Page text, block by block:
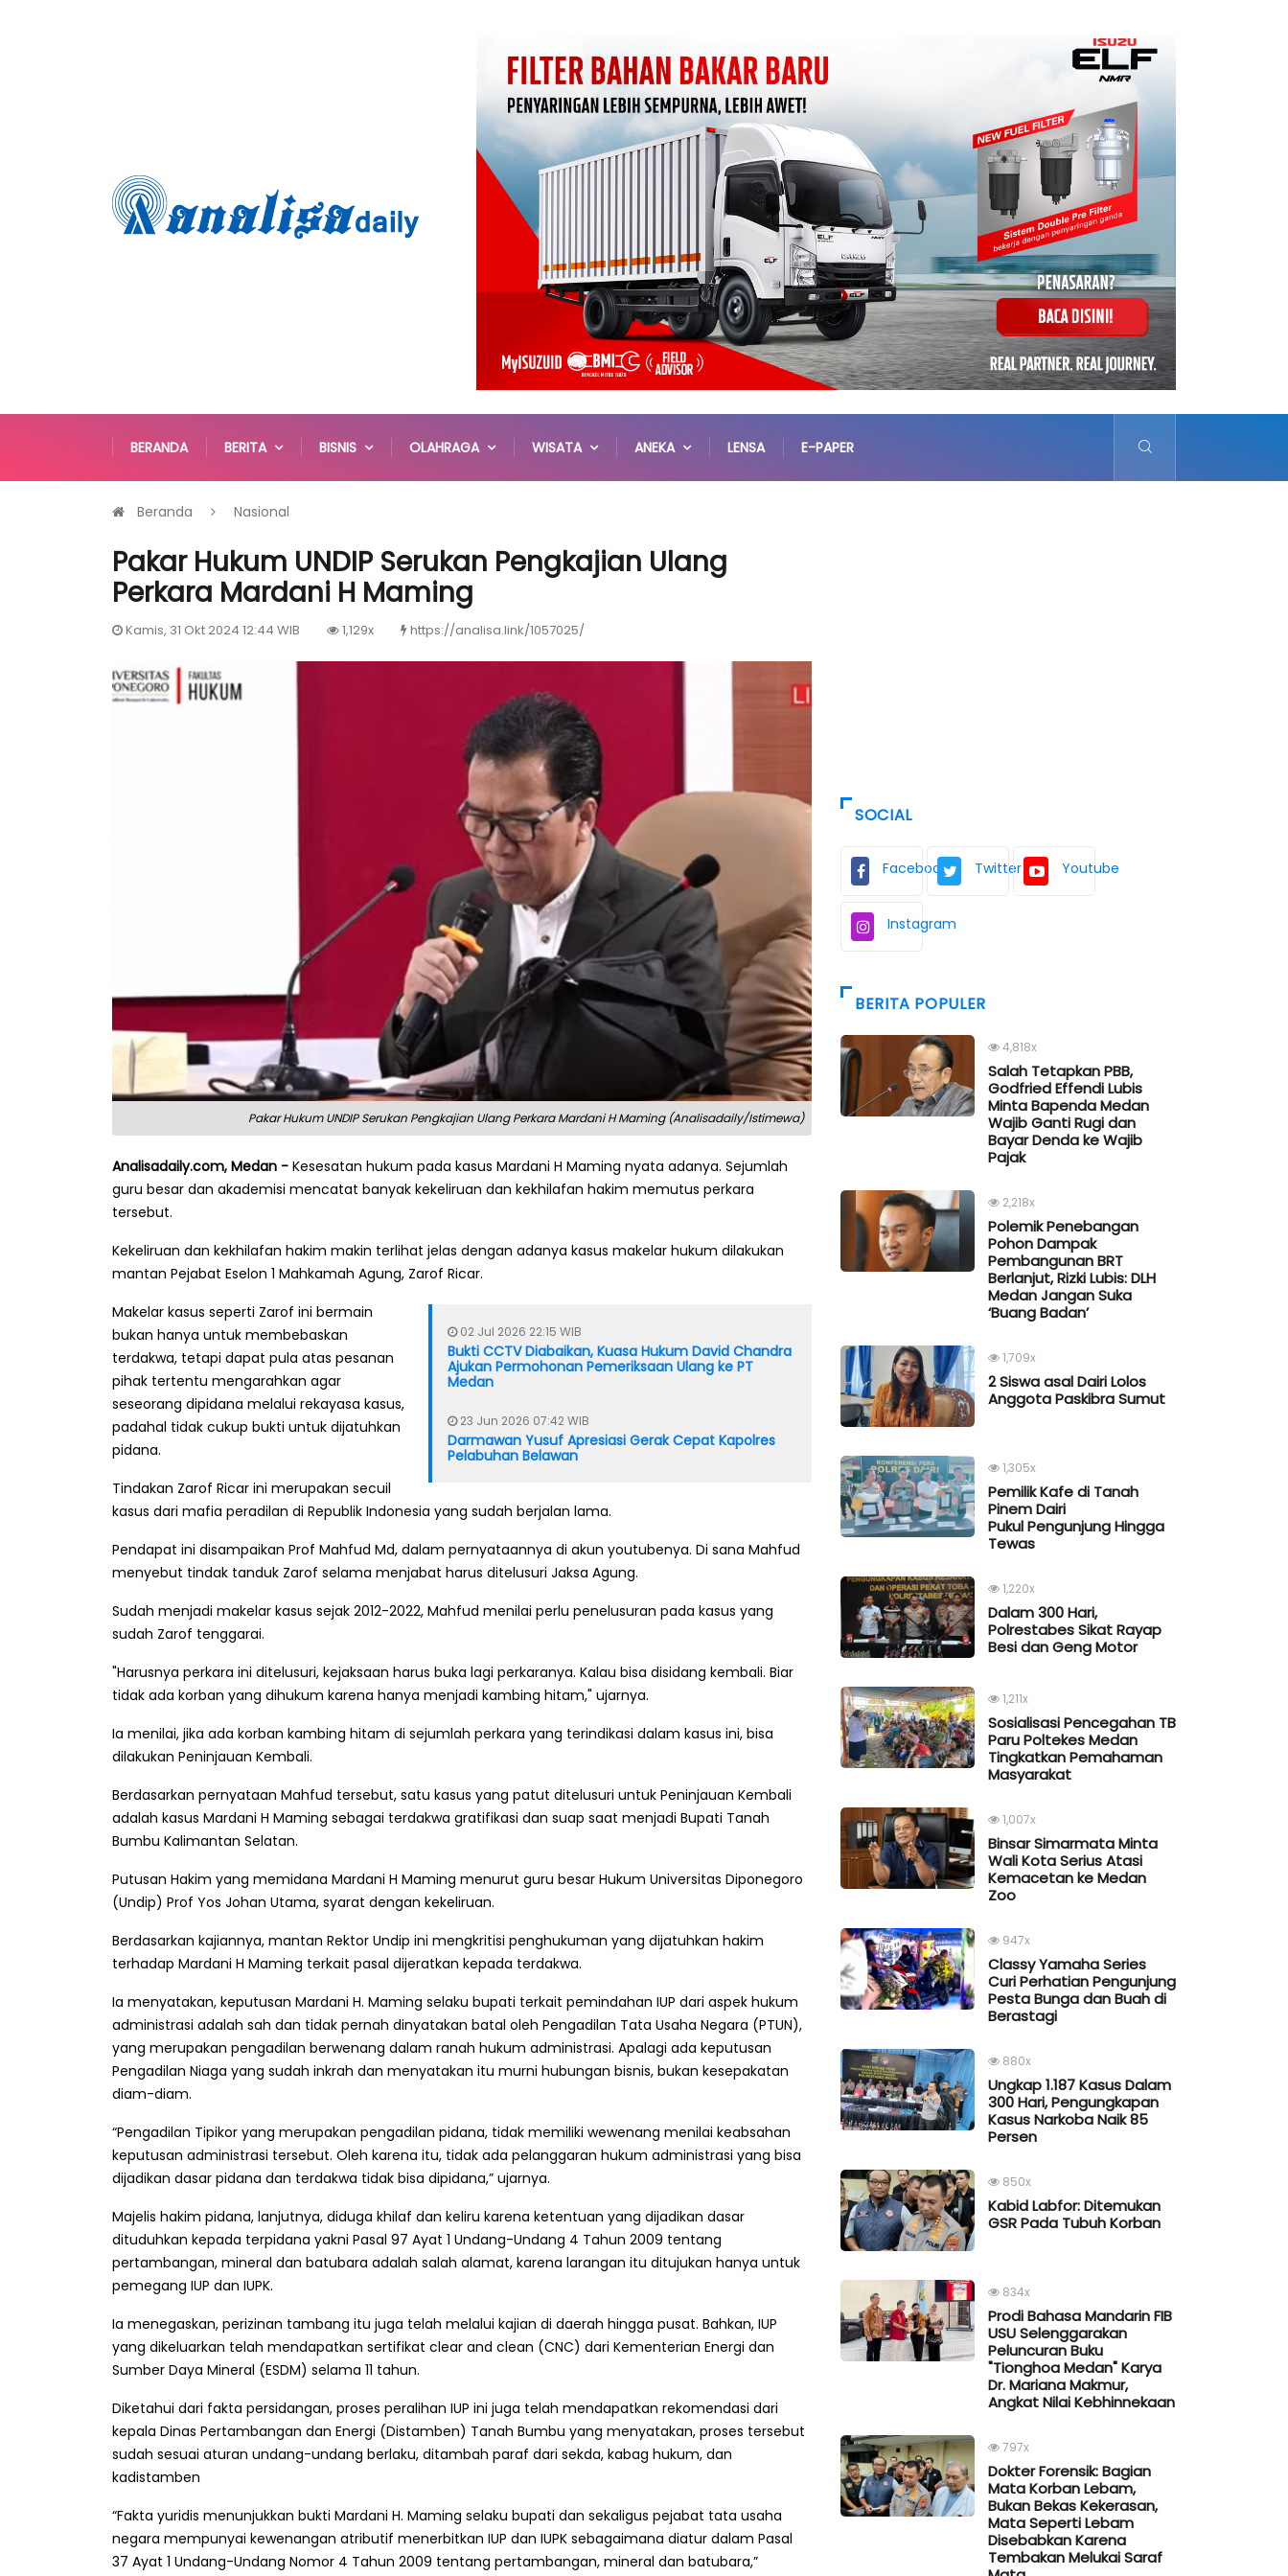
BERANDA BERITA BISNIS OLAHRAGA WISATA ANEKA LENSA E-PAPER
Beranda Nasional
Pakar Hukum UNDIP Serukan Pengkajian Ulang
Perkara Mardani H Maming
Kamis, 31 Okt 2024 12:44 WIB 1,129x https://analisa.link/1057025/
Pakar Hukum UNDIP Serukan Pengkajian Ulang Perkara Mardani H Maming (Analisadaily/Istimewa)
Analisadaily.com, Medan - Kesesatan hukum pada kasus Mardani H Maming nyata adanya. Sejumlah
guru besar dan akademisi mencatat banyak kekeliruan dan kekhilafan hakim memutus perkara
tersebut.
Kekeliruan dan kekhilafan hakim makin terlihat jelas dengan adanya kasus makelar hukum dilakukan
mantan Pejabat Eselon 1 Mahkamah Agung, Zarof Ricar.
02 Jul 2026 22:15 WIB
Bukti CCTV Diabaikan, Kuasa Hukum David Chandra
Ajukan Permohonan Pemeriksaan Ulang ke PT
Medan
23 Jun 2026 07:42 WIB
Darmawan Yusuf Apresiasi Gerak Cepat Kapolres
Pelabuhan Belawan
Makelar kasus seperti Zarof ini bermain
bukan hanya untuk membebaskan
terdakwa, tetapi dapat pula atas pesanan
pihak tertentu mengarahkan agar
seseorang dipidana melalui rekayasa kasus,
padahal tidak cukup bukti untuk dijatuhkan
pidana.
Tindakan Zarof Ricar ini merupakan secuil
kasus dari mafia peradilan di Republik Indonesia yang sudah berjalan lama.
Pendapat ini disampaikan Prof Mahfud Md, dalam pernyataannya di akun youtubenya. Di sana Mahfud
menyebut tindak tanduk Zarof selama menjabat harus ditelusuri Jaksa Agung.
Sudah menjadi makelar kasus sejak 2012-2022, Mahfud menilai perlu penelusuran pada kasus yang
sudah Zarof tenggarai.
"Harusnya perkara ini ditelusuri, kejaksaan harus buka lagi perkaranya. Kalau bisa disidang kembali. Biar
tidak ada korban yang dihukum karena hanya menjadi kambing hitam," ujarnya.
Ia menilai, jika ada korban kambing hitam di sejumlah perkara yang terindikasi dalam kasus ini, bisa
dilakukan Peninjauan Kembali.
Berdasarkan pernyataan Mahfud tersebut, satu kasus yang patut ditelusuri untuk Peninjauan Kembali
adalah kasus Mardani H Maming sebagai terdakwa gratifikasi dan suap saat menjadi Bupati Tanah
Bumbu Kalimantan Selatan.
Putusan Hakim yang memidana Mardani H Maming menurut guru besar Hukum Universitas Diponegoro
(Undip) Prof Yos Johan Utama, syarat dengan kekeliruan.
Berdasarkan kajiannya, mantan Rektor Undip ini mengkritisi penghukuman yang dijatuhkan hakim
terhadap Mardani H Maming terkait pasal dijeratkan kepada terdakwa.
Ia menyatakan, keputusan Mardani H. Maming selaku bupati terkait pemindahan IUP dari aspek hukum
administrasi adalah sah dan tidak pernah dinyatakan batal oleh Pengadilan Tata Usaha Negara (PTUN),
yang merupakan pengadilan berwenang dalam ranah hukum administrasi. Apalagi ada keputusan
Pengadilan Niaga yang sudah inkrah dan menyatakan itu murni hubungan bisnis, bukan kesepakatan
diam-diam.
“Pengadilan Tipikor yang merupakan pengadilan pidana, tidak memiliki wewenang menilai keabsahan
keputusan administrasi tersebut. Oleh karena itu, tidak ada pelanggaran hukum administrasi yang bisa
dijadikan dasar pidana dan terdakwa tidak bisa dipidana,” ujarnya.
Majelis hakim pidana, lanjutnya, diduga khilaf dan keliru karena ketentuan yang dijadikan dasar
dituduhkan kepada terpidana yakni Pasal 97 Ayat 1 Undang-Undang 4 Tahun 2009 tentang
pertambangan, mineral dan batubara adalah salah alamat, karena larangan itu ditujukan hanya untuk
pemegang IUP dan IUPK.
Ia menegaskan, perizinan tambang itu juga telah melalui kajian di daerah hingga pusat. Bahkan, IUP
yang dikeluarkan telah mendapatkan sertifikat clear and clean (CNC) dari Kementerian Energi dan
Sumber Daya Mineral (ESDM) selama 11 tahun.
Diketahui dari fakta persidangan, proses peralihan IUP ini juga telah mendapatkan rekomendasi dari
kepala Dinas Pertambangan dan Energi (Distamben) Tanah Bumbu yang menyatakan, proses tersebut
sudah sesuai aturan undang-undang berlaku, ditambah paraf dari sekda, kabag hukum, dan
kadistamben
“Fakta yuridis menunjukkan bukti Mardani H. Maming selaku bupati dan sekaligus pejabat tata usaha
negara mempunyai kewenangan atributif menerbitkan IUP dan IUPK sebagaimana diatur dalam Pasal
37 Ayat 1 Undang-Undang Nomor 4 Tahun 2009 tentang pertambangan, mineral dan batubara,”
SOCIAL
Facebook Twitter Youtube
Instagram
BERITA POPULER
4,818x
Salah Tetapkan PBB,
Godfried Effendi Lubis
Minta Bapenda Medan
Wajib Ganti Rugi dan
Bayar Denda ke Wajib
Pajak
2,218x
Polemik Penebangan
Pohon Dampak
Pembangunan BRT
Berlanjut, Rizki Lubis: DLH
Medan Jangan Suka
‘Buang Badan’
1,709x
2 Siswa asal Dairi Lolos
Anggota Paskibra Sumut
1,305x
Pemilik Kafe di Tanah
Pinem Dairi
Pukul Pengunjung Hingga
Tewas
1,220x
Dalam 300 Hari,
Polrestabes Sikat Rayap
Besi dan Geng Motor
1,211x
Sosialisasi Pencegahan TB
Paru Poltekes Medan
Tingkatkan Pemahaman
Masyarakat
1,007x
Binsar Simarmata Minta
Wali Kota Serius Atasi
Kemacetan ke Medan
Zoo
947x
Classy Yamaha Series
Curi Perhatian Pengunjung
Pesta Bunga dan Buah di
Berastagi
880x
Ungkap 1.187 Kasus Dalam
300 Hari, Pengungkapan
Kasus Narkoba Naik 85
Persen
850x
Kabid Labfor: Ditemukan
GSR Pada Tubuh Korban
834x
Prodi Bahasa Mandarin FIB
USU Selenggarakan
Peluncuran Buku
"Tionghoa Medan" Karya
Dr. Mariana Makmur,
Angkat Nilai Kebhinnekaan
797x
Dokter Forensik: Bagian
Mata Korban Lebam,
Bukan Bekas Kekerasan,
Mata Seperti Lebam
Disebabkan Karena
Tembakan Melukai Saraf